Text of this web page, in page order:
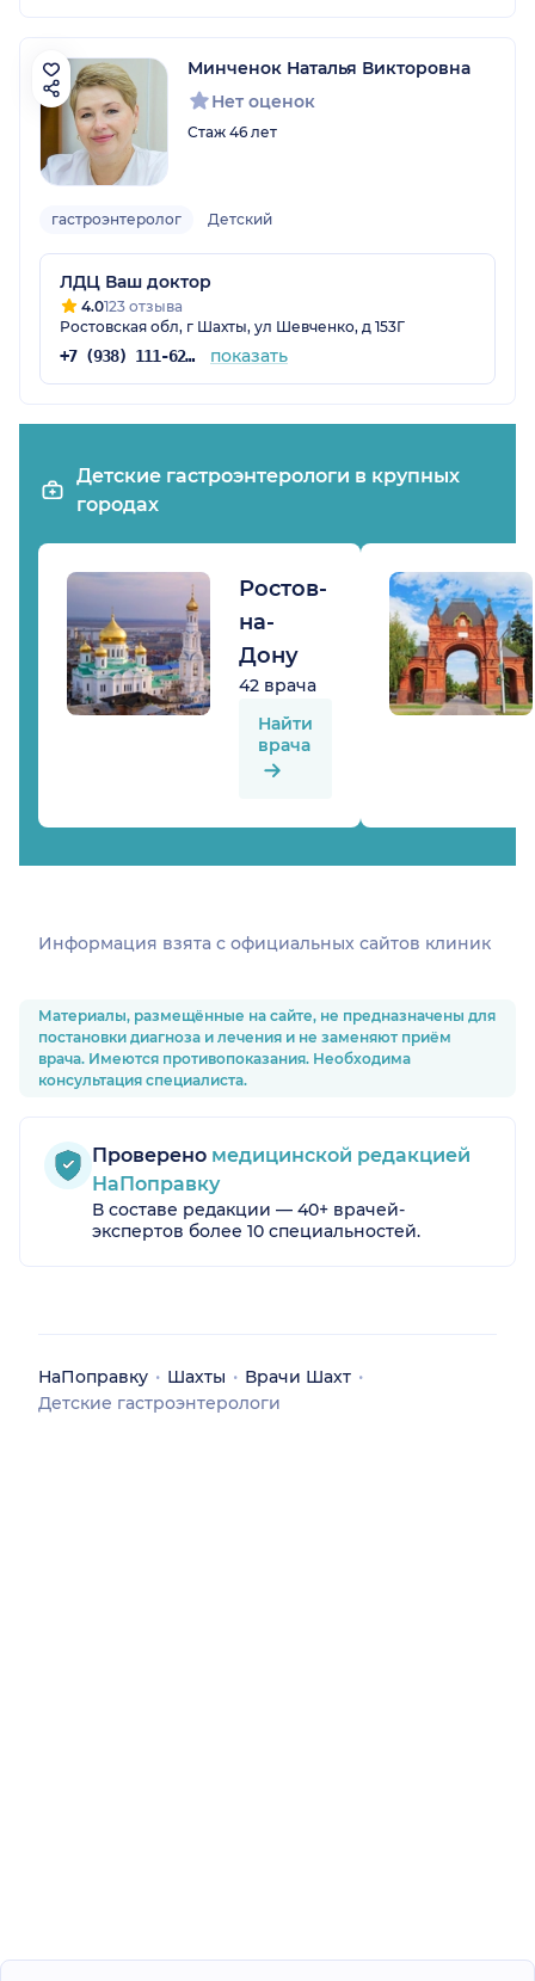
Минченок Наталья Викторовна
Нет оценок
Стаж 46 лет
гастроэнтеролог Детский
ЛДЦ Ваш доктор
4.0123 отзыва
Ростовская обл, г Шахты, ул Шевченко, д 153Г
+7 (938) 111-62-11 показать
Детские гастроэнтерологи в крупных
городах
Ростов-
на-
Дону
42 врача
Найти
врача
Информация взята c официальных сайтов клиник
Материалы, размещённые на сайте, не предназначены для
постановки диагноза и лечения и не заменяют приём
врача. Имеются противопоказания. Необходима
консультация специалиста.
Проверено медицинской редакцией
НаПоправку
В составе редакции — 40+ врачей-
экспертов более 10 специальностей.
НаПоправку Шахты
Врачи Шахт
Детские гастроэнтерологи